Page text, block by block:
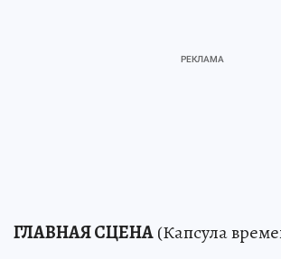
ГЛАВНАЯ СЦЕНА(Капсула